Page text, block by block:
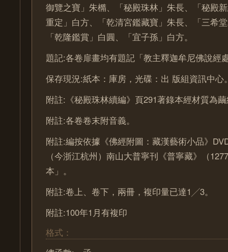
御覽之寶」朱橢、「秘殿珠林」朱長、「秘殿
重定」白方、「乾清宮鑑藏寶」朱長、「三希
「乾隆鑑賞」白圓、「宜子孫」白方。
題記:各卷扉畫均有題記「教主釋迦牟尼佛說經
保存現況:紙本：庫房，光碟：出 版組資訊中心
附註:《秘殿珠林續編》頁291著錄本經材質為
附註:各卷卷末附音義。
附註:編按依據《佛經附圖：藏漢藝術小品》
（今浙江杭州）南山大普寧刊《普寧藏》（
本」。
附註:卷上、卷下，兩冊，複印量已達1╱3。
附註:100年1月有複印
格式：